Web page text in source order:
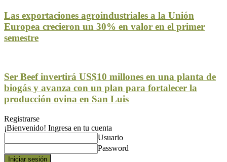
Las exportaciones agroindustriales a la Unión
Europea crecieron un 30% en valor en el primer
semestre
Ser Beef invertirá US$10 millones en una planta de
biogás y avanza con un plan para fortalecer la
producción ovina en San Luis
Registrarse
¡Bienvenido! Ingresa en tu cuenta
Usuario
Password